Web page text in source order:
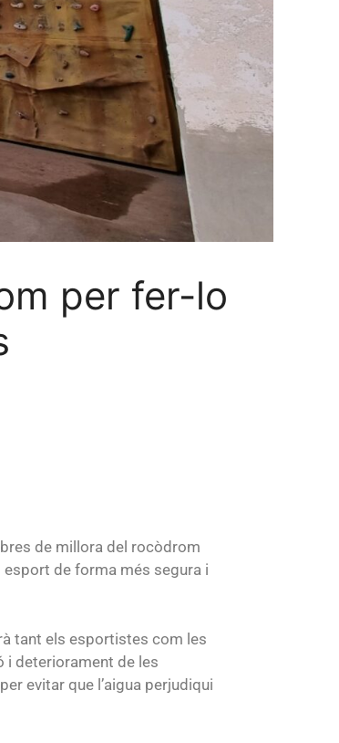
per fer-lo
de millora del rocòdrom
de forma més segura i
tant els esportistes com les
i deteriorament de les
evitar que l’aigua perjudiqui